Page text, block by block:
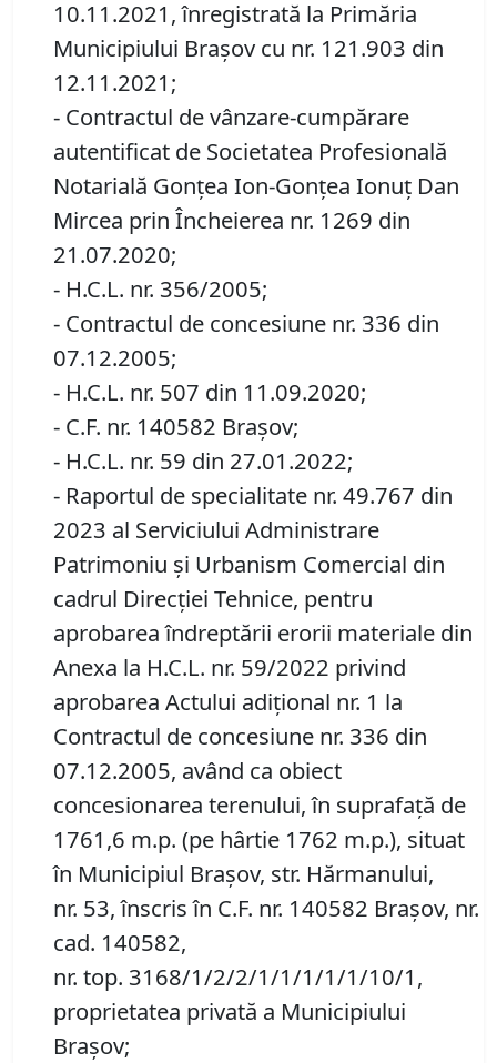
10.11.2021, înregistrată la Primăria
Municipiului Brașov cu nr. 121.903 din
12.11.2021;
- Contractul de vânzare-cumpărare
autentificat de Societatea Profesională
Notarială Gonțea Ion-Gonțea Ionuț Dan
Mircea prin Încheierea nr. 1269 din
21.07.2020;
- H.C.L. nr. 356/2005;
- Contractul de concesiune nr. 336 din
07.12.2005;
- H.C.L. nr. 507 din 11.09.2020;
- C.F. nr. 140582 Brașov;
- H.C.L. nr. 59 din 27.01.2022;
- Raportul de specialitate nr. 49.767 din
2023 al Serviciului Administrare
Patrimoniu și Urbanism Comercial din
cadrul Direcției Tehnice, pentru
aprobarea îndreptării erorii materiale din
Anexa la H.C.L. nr. 59/2022 privind
aprobarea Actului adiţional nr. 1 la
Contractul de concesiune nr. 336 din
07.12.2005, având ca obiect
concesionarea terenului, în suprafață de
1761,6 m.p. (pe hârtie 1762 m.p.), situat
în Municipiul Brașov, str. Hărmanului,
nr. 53, înscris în C.F. nr. 140582 Brașov, nr.
cad. 140582,
nr. top. 3168/1/2/2/1/1/1/1/1/10/1,
proprietatea privată a Municipiului
Brașov;